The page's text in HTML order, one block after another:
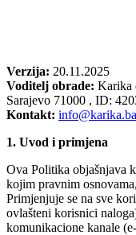
Verzija: 20.11.2025
Voditelj obrade: Karika
Sarajevo 71000 , ID:
Kontakt: info@karika.ba
1. Uvod i primjena
Ova Politika objašnjava
kojim pravnim
Primjenjuje se na sve
ovlašteni korisnici
komunikacione kanale